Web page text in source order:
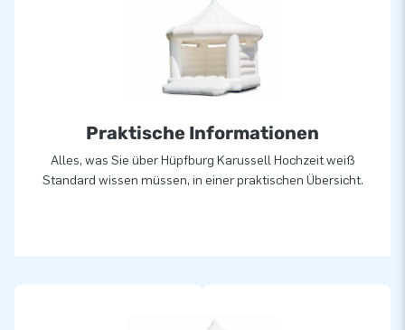
JB lässt Menschen weltweit seit über 15 Jahren wörtlich
gesehen ein Loch in die Luft springen. Unser Team aus
Designern, Entwicklern und Logistikern bieten einzigartige
aufblasbare Attraktionen auf großartiger Weise! Kunden
Lieferung verlassen. Sie nennen uns auch "creators of
greatness".
Praktische Informationen
Alles, was Sie über Hüpfburg Karussell Hochzeit weiß
Standard wissen müssen, in einer praktischen Übersicht.